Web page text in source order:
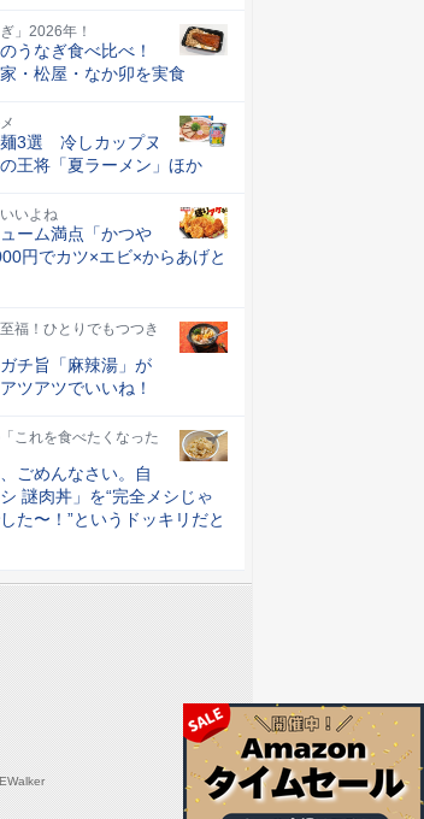
」2026年！
うなぎ食べ比べ！
・松屋・なか卯を実食
3選 冷しカップヌ
王将「夏ラーメン」ほか
いよね
ーム満点「かつや
円でカツ×エビ×からあげと
福！ひとりでもつつき
チ旨「麻辣湯」が
ツアツでいいね！
これを食べたくなった
ごめんなさい。自
謎肉丼」を“完全メシじゃ
た〜！”というドッキリだと